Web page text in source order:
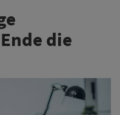
die